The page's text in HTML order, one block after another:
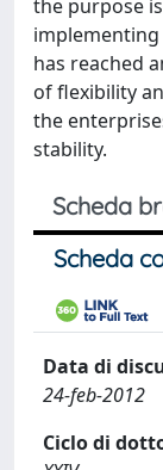
the purpose
has reached
of flexibility
the
stability.
Scheda
Scheda
Data di
24-feb-2012
Ciclo di